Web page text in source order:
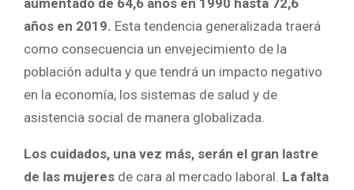
años en 2019. Esta tendencia generalizada traerá
como consecuencia un envejecimiento de la
población adulta y que tendrá un impacto negativo
en la economía, los sistemas de salud y de
asistencia social de manera globalizada.
Los cuidados, una vez más, serán el gran lastre
de las mujeres de cara al mercado laboral. La falta